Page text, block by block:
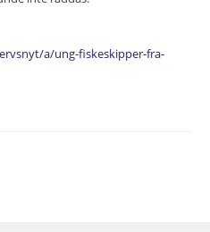
a/ung-fiskeskipper-fra-